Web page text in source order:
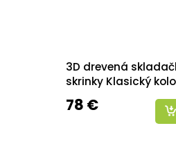
3D drevená
skrinky Klasický
78 €